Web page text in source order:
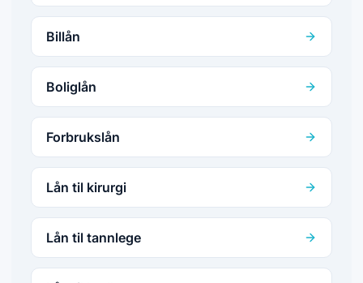
Billån
Boliglån
Forbrukslån
Lån til kirurgi
Lån til tannlege